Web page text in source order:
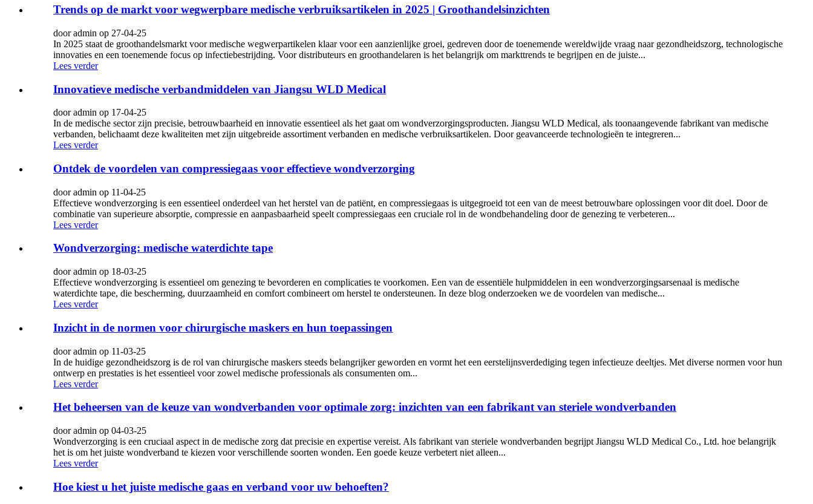
Trends op de markt voor wegwerpbare medische verbruiksartikelen in 2025 | Groothandelsinzichten
door admin op 27-04-25
In 2025 staat de groothandelsmarkt voor medische wegwerpartikelen klaar voor een aanzienlijke groei, gedreven door de toenemende wereldwijde vraag naar gezondheidszorg, technologische
innovaties en een toenemende focus op infectiebestrijding. Voor distributeurs en groothandelaren is het belangrijk om markttrends te begrijpen en de juiste...
Lees verder
Innovatieve medische verbandmiddelen van Jiangsu WLD Medical
door admin op 17-04-25
In de medische sector zijn precisie, betrouwbaarheid en innovatie essentieel als het gaat om wondverzorgingsproducten. Jiangsu WLD Medical, als toonaangevende fabrikant van medische
verbanden, belichaamt deze kwaliteiten met zijn uitgebreide assortiment verbanden en medische verbruiksartikelen. Door geavanceerde technologieën te integreren...
Lees verder
Ontdek de voordelen van compressiegaas voor effectieve wondverzorging
door admin op 11-04-25
Effectieve wondverzorging is een essentieel onderdeel van het herstel van de patiënt, en compressiegaas is uitgegroeid tot een van de meest betrouwbare oplossingen voor dit doel. Door de
combinatie van superieure absorptie, compressie en aanpasbaarheid speelt compressiegaas een cruciale rol in de wondbehandeling door de genezing te verbeteren...
Lees verder
Wondverzorging: medische waterdichte tape
door admin op 18-03-25
Effectieve wondverzorging is essentieel om genezing te bevorderen en complicaties te voorkomen. Een van de essentiële hulpmiddelen in een wondverzorgingsarsenaal is medische
waterdichte tape, die bescherming, duurzaamheid en comfort combineert om herstel te ondersteunen. In deze blog onderzoeken we de voordelen van medische...
Lees verder
Inzicht in de normen voor chirurgische maskers en hun toepassingen
door admin op 11-03-25
In de huidige gezondheidszorg is de rol van chirurgische maskers steeds belangrijker geworden en vormt het een eerstelijnsverdediging tegen infectieuze deeltjes. Met diverse normen voor hun
ontwerp en prestaties is het essentieel voor zowel medische professionals als consumenten om...
Lees verder
Het beheersen van de keuze van wondverbanden voor optimale zorg: inzichten van een fabrikant van steriele wondverbanden
door admin op 04-03-25
Wondverzorging is een cruciaal aspect in de medische zorg dat precisie en expertise vereist. Als fabrikant van steriele wondverbanden begrijpt Jiangsu WLD Medical Co., Ltd. hoe belangrijk
het is om het juiste wondverband te kiezen voor verschillende soorten wonden. Een goede keuze verbetert niet alleen...
Lees verder
Hoe kiest u het juiste medische gaas en verband voor uw behoeften?